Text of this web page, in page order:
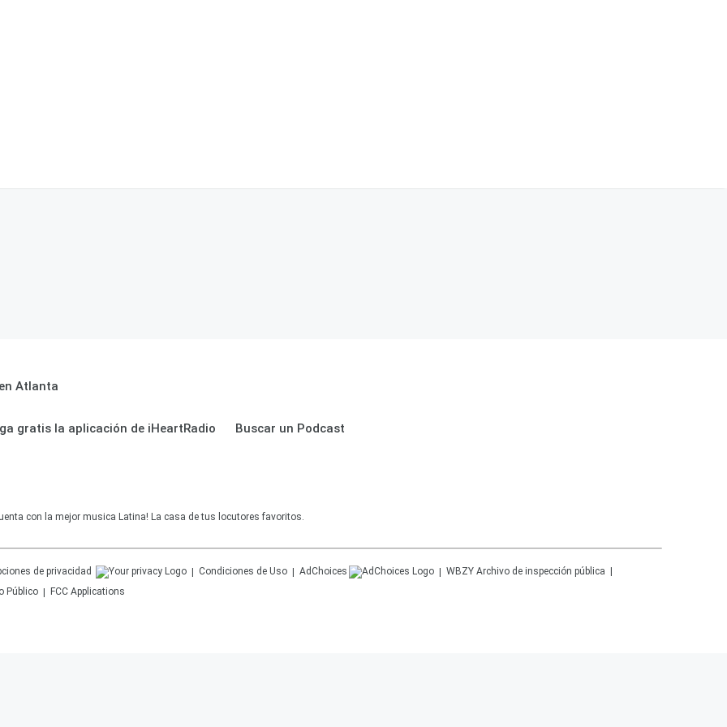
Atlanta
gratis la aplicación de iHeartRadio Buscar un Podcast
con la mejor musica Latina! La casa de tus locutores favoritos.
de privacidad Condiciones de Uso AdChoices WBZY Archivo de inspección pública
Público
FCC Applications